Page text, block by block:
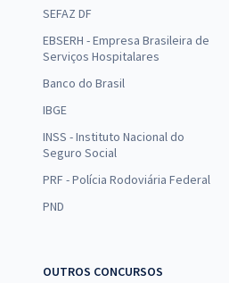
SEFAZ DF
EBSERH - Empresa Brasileira de
Serviços Hospitalares
Banco do Brasil
IBGE
INSS - Instituto Nacional do
Seguro Social
PRF - Polícia Rodoviária Federal
PND
OUTROS CONCURSOS